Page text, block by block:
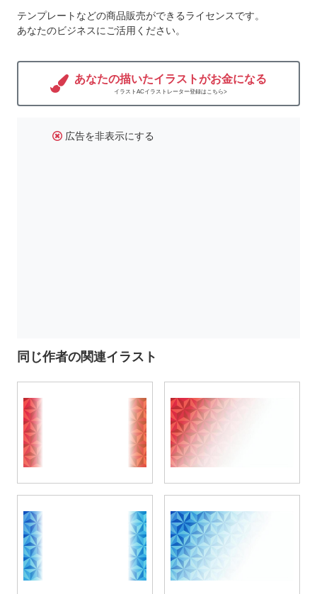
テンプレートなどの商品販売ができるライセンスです。
あなたのビジネスにご活用ください。
あなたの描いたイラストがお金になる
イラストACイラストレーター登録はこちら>
広告を非表示にする
同じ作者の関連イラスト